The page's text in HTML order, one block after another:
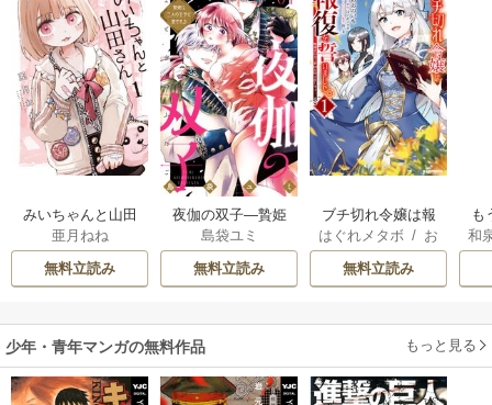
みいちゃんと山田
さん
亜月ねね
無料立読み
夜伽の双子―贄姫
は二人の王子に愛
される―
島袋ユミ
無料立読み
ブチ切れ令嬢は報
復を誓いました。
はぐれメタボ / お
おのいも/昌未
無料立読み
も
離
和
少年・青年マンガの無料作品 もっと見る